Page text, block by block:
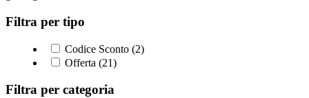
Filtra per tipo
Codice Sconto (2)
Offerta (21)
Filtra per categoria